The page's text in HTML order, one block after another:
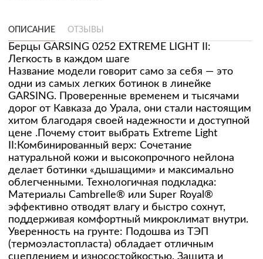
ОПИСАНИЕ ОТЗЫВЫ
Берцы GARSING 0252 EXTREME LIGHT II:
Легкость в каждом шаге
Название модели говорит само за себя — это
одни из самых легких ботинок в линейке
GARSING. Проверенные временем и тысячами
дорог от Кавказа до Урала, они стали настоящим
хитом благодаря своей надежности и доступной
цене .Почему стоит выбрать Extreme Light
II:Комбинированный верх: Сочетание
натуральной кожи и высокопрочного нейлона
делает ботинки «дышащими» и максимально
облегченными. Технологичная подкладка:
Материалы Cambrelle® или Super Royal®
эффективно отводят влагу и быстро сохнут,
поддерживая комфортный микроклимат внутри.
Уверенность на грунте: Подошва из ТЭП
(термоэластопласта) обладает отличным
сцеплением и износостойкостью. Защита и